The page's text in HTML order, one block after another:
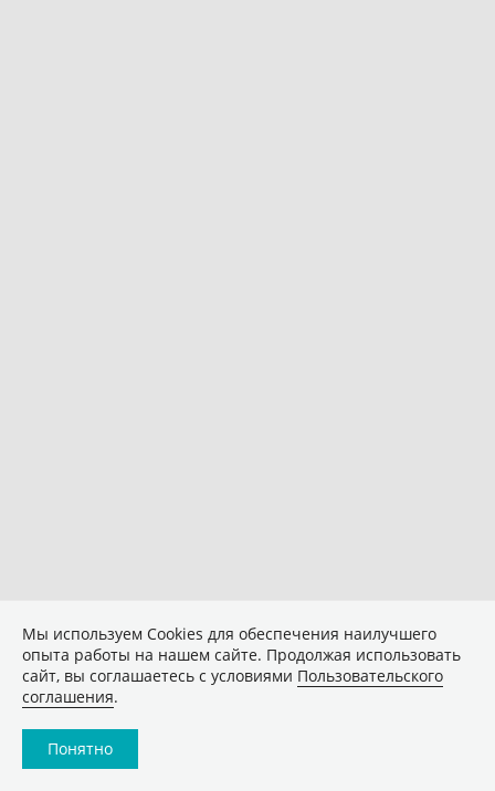
Мы используем Сookies для обеспечения наилучшего
опыта работы на нашем сайте. Продолжая использовать
сайт, вы соглашаетесь с условиями Пользовательского
соглашения.
Понятно